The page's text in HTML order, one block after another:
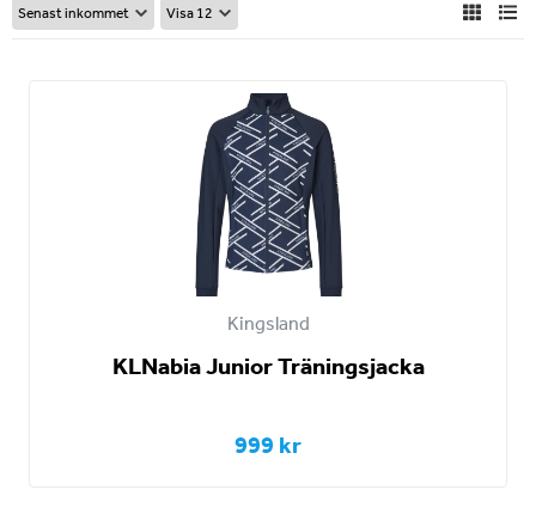
Kingsland
KLNabia Junior Träningsjacka
999 kr